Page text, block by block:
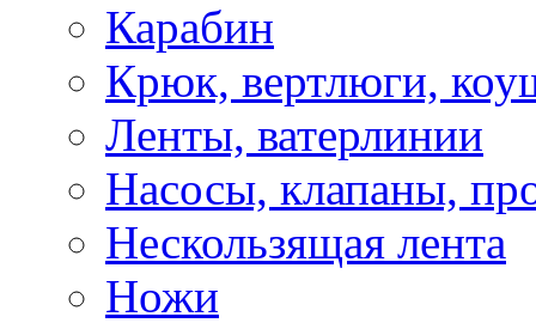
Карабин
Крюк, вертлюги,
Ленты, ватерлинии
Насосы, клапаны,
Нескользящая лента
Ножи